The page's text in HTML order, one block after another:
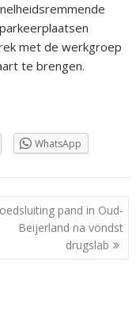
met de werkgroep
te brengen.
WhatsApp
pand in Oud-
Beijerland na vondst
drugslab